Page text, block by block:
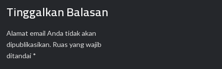
Tinggalkan Balasan
Alamat email Anda tidak akan
dipublikasikan. Ruas yang wajib
ditandai *